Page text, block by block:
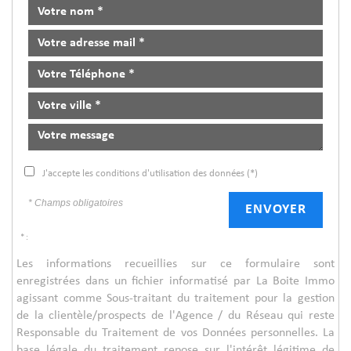
J'accepte les conditions d'utilisation des données (*)
* Champs obligatoires ENVOYER
* :
Les informations recueillies sur ce formulaire sont
enregistrées dans un fichier informatisé par La Boite Immo
agissant comme Sous-traitant du traitement pour la gestion
de la clientèle/prospects de l'Agence / du Réseau qui reste
Responsable du Traitement de vos Données personnelles. La